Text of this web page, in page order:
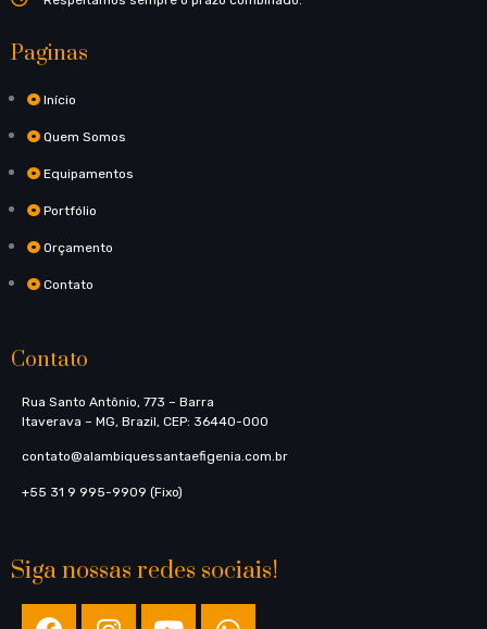
Paginas
Início
Quem Somos
Equipamentos
Portfólio
Orçamento
Contato
Contato
Rua Santo Antônio, 773​ – Barra
Itaverava – MG, Brazil, CEP: 36440-000
contato@alambiquessantaefigenia.com.br
+55 31 9 995-9909 (Fixo)
Siga nossas redes sociais!